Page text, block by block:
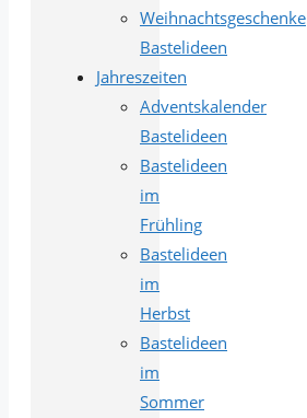
Weihnachtsgeschenke
Bastelideen
Jahreszeiten
Adventskalender
Bastelideen
Bastelideen
im
Frühling
Bastelideen
im
Herbst
Bastelideen
im
Sommer